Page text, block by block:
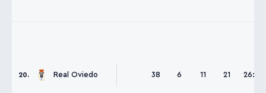
20. Real Oviedo 38 6 11 21 26:60